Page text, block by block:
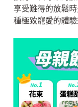
享受難得的放鬆
種極致寵愛的體驗